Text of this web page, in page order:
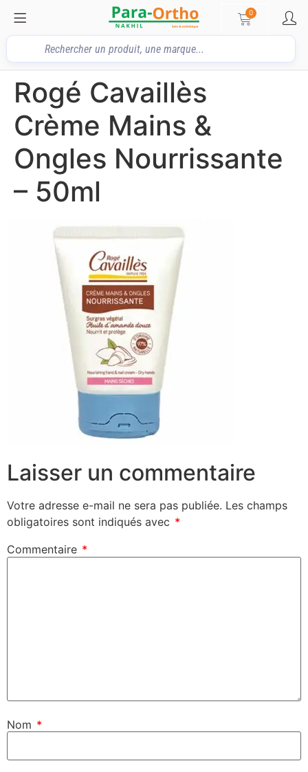
0
Rogé Cavaillès
Crème Mains &
Ongles Nourrissante
– 50ml
Laisser un commentaire
Votre adresse e-mail ne sera pas publiée. Les champs
obligatoires sont indiqués avec *
Commentaire *
Nom *